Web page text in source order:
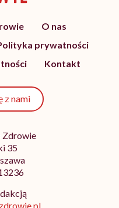
O nas
prywatności
Kontakt
z nami
Zdrowie
35